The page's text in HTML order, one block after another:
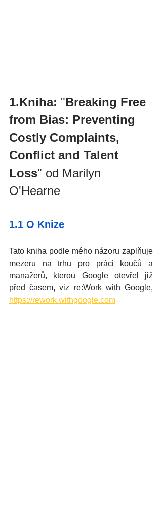
1.Kniha: "Breaking Free
from Bias: Preventing
Costly Complaints,
Conflict and Talent
Loss" od Marilyn
O'Hearne
1.1 O Knize
Tato kniha podle mého názoru zaplňuje
mezeru na trhu pro práci koučů a
manažerů, kterou Google otevřel již
https://rework.withgoogle.com